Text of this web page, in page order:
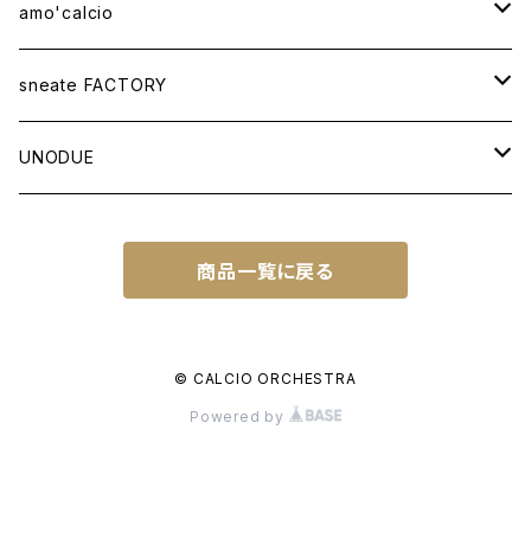
amo'calcio
APPAREL
T-SHIRT
BAG
WOVEN TOTEBAG A4W
WOVEN BACKPACK A3H
sneate FACTORY
ORIGINAL DESIGN
NATIONAL IDENTITY SERIES
UNODUE
FUTSAL BALL
SOCCER NOTE
商品一覧に戻る
© CALCIO ORCHESTRA
Powered by